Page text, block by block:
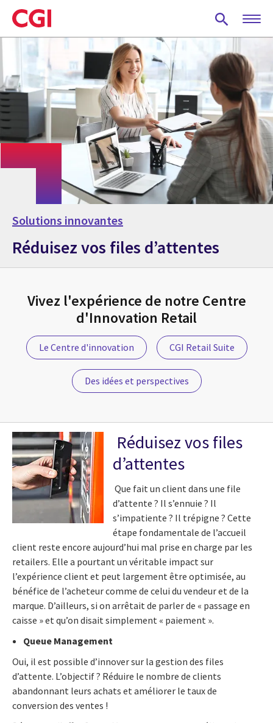
Skip
to
main
content
Solutions innovantes
Réduisez vos files d’attentes
Vivez l'expérience de notre Centre
d'Innovation Retail
Le Centre d'innovation CGI Retail Suite
Des idées et perspectives
Réduisez vos files
d’attentes
Que fait un client dans une file
d’attente ? Il s’ennuie ? Il
s’impatiente ? Il trépigne ? Cette
étape fondamentale de l’accueil
client reste encore aujourd’hui mal prise en charge par les
retailers. Elle a pourtant un véritable impact sur
l’expérience client et peut largement être optimisée, au
bénéfice de l’acheteur comme de celui du vendeur et de la
marque. D’ailleurs, si on arrêtait de parler de « passage en
caisse » et qu’on disait simplement « paiement ».
Queue Management
Oui, il est possible d’innover sur la gestion des files
d’attente. L’objectif ? Réduire le nombre de clients
abandonnant leurs achats et améliorer le taux de
conversion des ventes !